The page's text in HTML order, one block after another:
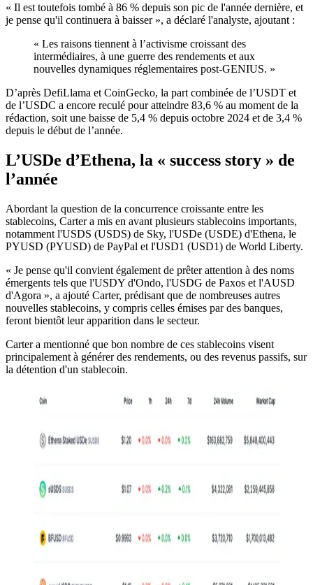
« Il est toutefois tombé à 86 % depuis son pic de l'année dernière, et
je pense qu'il continuera à baisser », a déclaré l'analyste, ajoutant :
« Les raisons tiennent à l’activisme croissant des
intermédiaires, à une guerre des rendements et aux
nouvelles dynamiques réglementaires post-GENIUS. »
D’après DefiLlama et CoinGecko, la part combinée de l’USDT et
de l’USDC a encore reculé pour atteindre 83,6 % au moment de la
rédaction, soit une baisse de 5,4 % depuis octobre 2024 et de 3,4 %
depuis le début de l’année.
L’USDe d’Ethena, la « success story » de
l’année
Abordant la question de la concurrence croissante entre les
stablecoins, Carter a mis en avant plusieurs stablecoins importants,
notamment l'USDS (USDS) de Sky, l'USDe (USDE) d'Ethena, le
PYUSD (PYUSD) de PayPal et l'USD1 (USD1) de World Liberty.
« Je pense qu'il convient également de prêter attention à des noms
émergents tels que l'USDY d'Ondo, l'USDG de Paxos et l'AUSD
d'Agora », a ajouté Carter, prédisant que de nombreuses autres
nouvelles stablecoins, y compris celles émises par des banques,
feront bientôt leur apparition dans le secteur.
Carter a mentionné que bon nombre de ces stablecoins visent
principalement à générer des rendements, ou des revenus passifs, sur
la détention d'un stablecoin.